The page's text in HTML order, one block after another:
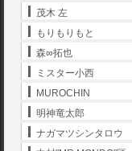
茂木 左
もりもりもと
森∞拓也
ミスター小西
MUROCHIN
明神竜太郎
ナガマツシンタロウ